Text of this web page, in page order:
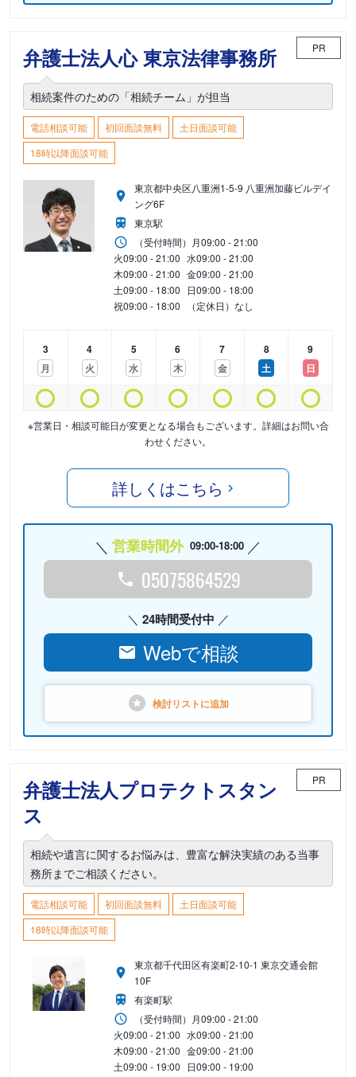
弁護士法人心 東京法律事務所 PR
相続案件のための「相続チーム」が担当
電話相談可能 初回面談無料
土日面談可能
18時以降面談可能
東京都中央区八重洲1-5-9 八重洲加藤ビルデイ
ング6F
東京駅
（受付時間） 月09:00 - 21:00
火09:00 - 21:00 水09:00 - 21:00
木09:00 - 21:00 金09:00 - 21:00
土09:00 - 18:00 日09:00 - 18:00
祝09:00 - 18:00 （定休日）なし
3
月
4
火
5
水
6
木
7
金
8
土
9
日
※営業日・相談可能日が変更となる場合もございます。詳細はお問い合
わせください。
詳しくはこちら
営業時間外 09:00-18:00
05075864529
24時間受付中
Webで相談
検討リストに追加
弁護士法人プロテクトスタン
ス
PR
相続や遺言に関するお悩みは、豊富な解決実績のある当事
務所までご相談ください。
電話相談可能 初回面談無料
土日面談可能
18時以降面談可能
東京都千代田区有楽町2-10-1 東京交通会館
10F
有楽町駅
（受付時間） 月09:00 - 21:00
火09:00 - 21:00 水09:00 - 21:00
木09:00 - 21:00 金09:00 - 21:00
土09:00 - 19:00 日09:00 - 19:00